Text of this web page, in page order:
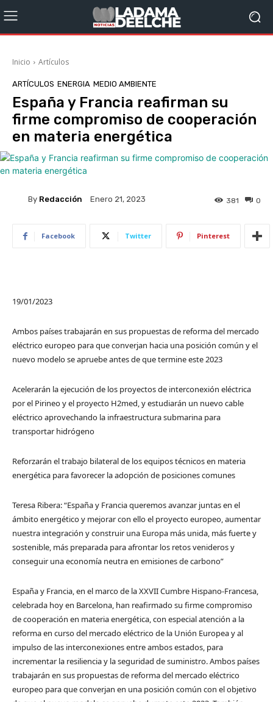
Inicio Artículos
ARTÍCULOS ENERGIA MEDIO AMBIENTE
España y Francia reafirman su
firme compromiso de cooperación
en materia energética
By Redacción Enero 21, 2023 0
381
Facebook Twitter Pinterest
19/01/2023
Ambos países trabajarán en sus propuestas de reforma del mercado
eléctrico europeo para que converjan hacia una posición común y el
nuevo modelo se apruebe antes de que termine este 2023
Acelerarán la ejecución de los proyectos de interconexión eléctrica
por el Pirineo y el proyecto H2med, y estudiarán un nuevo cable
eléctrico aprovechando la infraestructura submarina para
transportar hidrógeno
Reforzarán el trabajo bilateral de los equipos técnicos en materia
energética para favorecer la adopción de posiciones comunes
Teresa Ribera: “España y Francia queremos avanzar juntas en el
ámbito energético y mejorar con ello el proyecto europeo, aumentar
nuestra integración y construir una Europa más unida, más fuerte y
sostenible, más preparada para afrontar los retos venideros y
conseguir una economía neutra en emisiones de carbono”
España y Francia, en el marco de la XXVII Cumbre Hispano-Francesa,
celebrada hoy en Barcelona, han reafirmado su firme compromiso
de cooperación en materia energética, con especial atención a la
reforma en curso del mercado eléctrico de la Unión Europea y al
impulso de las interconexiones entre ambos estados, para
incrementar la resiliencia y la seguridad de suministro. Ambos países
trabajarán en sus propuestas de reforma del mercado eléctrico
europeo para que converjan en una posición común con el objetivo